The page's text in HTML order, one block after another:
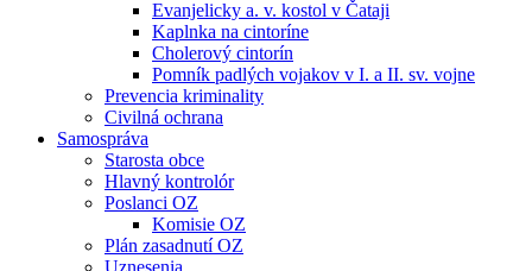
Evanjelicky a. v. kostol v Čataji
Kaplnka na cintoríne
Cholerový cintorín
Pomník padlých vojakov v I. a II. sv. vojne
Prevencia kriminality
Civilná ochrana
Samospráva
Starosta obce
Hlavný kontrolór
Poslanci OZ
Komisie OZ
Plán zasadnutí OZ
Uznesenia